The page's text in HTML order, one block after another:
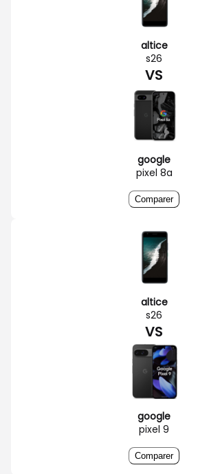
altice
s26
VS
google
pixel 8a
Comparer
altice
s26
VS
google
pixel 9
Comparer